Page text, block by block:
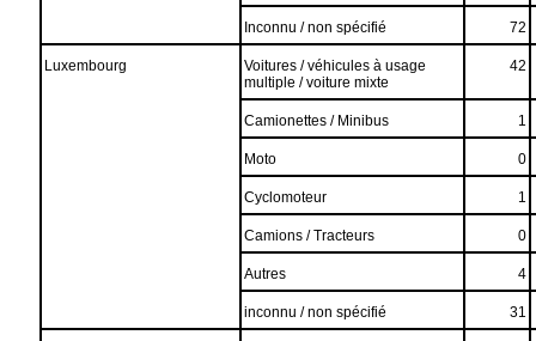
Inconnu / non spécifié 72
Luxembourg
Voitures / véhicules à usage
multiple / voiture mixte
42
Camionettes / Minibus 1
Moto 0
Cyclomoteur 1
Camions / Tracteurs 0
Autres 4
inconnu / non spécifié 31